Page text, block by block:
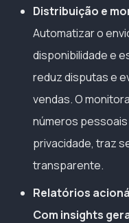
Distribuição e
Automatizar o
disponibilidade e
reduz disputas e
vendas. O
números
privacidade, traz
transparente.
Relatórios
Com insights